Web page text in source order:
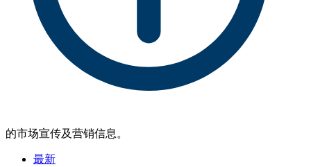
的市场宣传及营销信息。
最新